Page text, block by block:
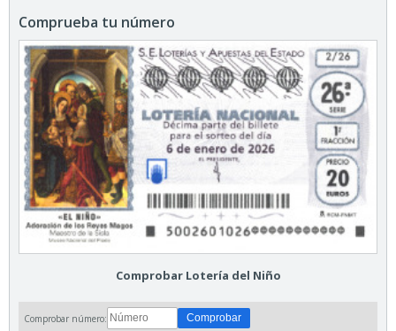
Comprueba tu número
Comprobar Lotería del Niño
Comprobar número: